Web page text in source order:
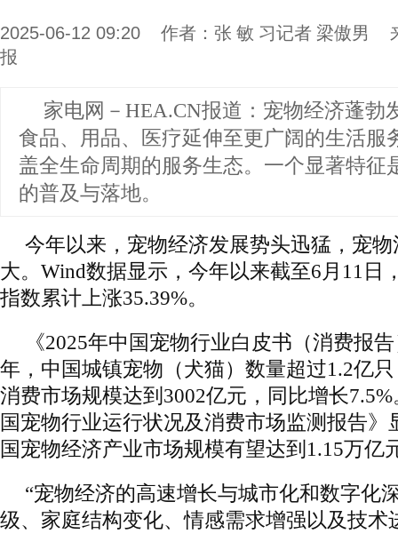
2025-06-12 09:20 作者： 张 敏 习记者 梁傲男
报
家电网－HEA.CN报道： 宠物经济蓬勃
食品、用品、医疗延伸至更广阔的生活服
盖全生命周期的服务生态。一个显著特征
的普及与落地。
今年以来，宠物经济发展势头迅猛，宠
大。Wind数据显示，今年以来截至6月11日
指数累计上涨35.39%。
《2025年中国宠物行业白皮书（消费报
年，中国城镇宠物（犬猫）数量超过1.2亿
消费市场规模达到3002亿元，同比增长
国宠物行业运行状况及消费市场监测报告》
国宠物经济产业市场规模有望达到1.15万亿
“宠物经济的高速增长与城市化和数字化
级、家庭结构变化、情感需求增强以及技术